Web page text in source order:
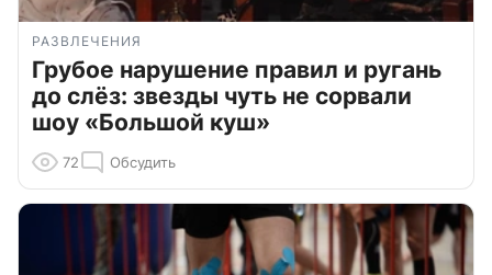
РАЗВЛЕЧЕНИЯ
Грубое нарушение правил и ругань
до слёз: звезды чуть не сорвали
шоу «Большой куш»
72 Обсудить